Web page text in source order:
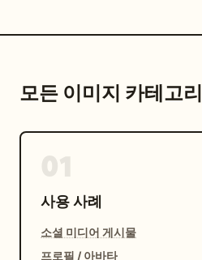
모든 이미지 카테고리
사용 사례
소셜 미디어 게시물
프로필 / 아바타